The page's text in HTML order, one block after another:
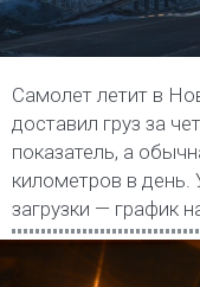
Самолет летит в
доставил груз за
показатель, а
километров в день.
загрузки — график